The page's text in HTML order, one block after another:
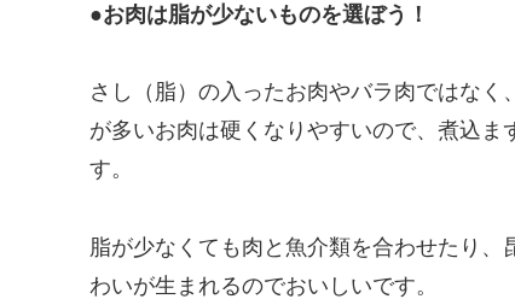
●お肉は脂が少ないものを選ぼう！
さし（脂）の入ったお肉やバラ肉ではな
が多いお肉は硬くなりやすいので、煮込
す。
脂が少なくても肉と魚介類を合わせたり
わいが生まれるのでおいしいです。